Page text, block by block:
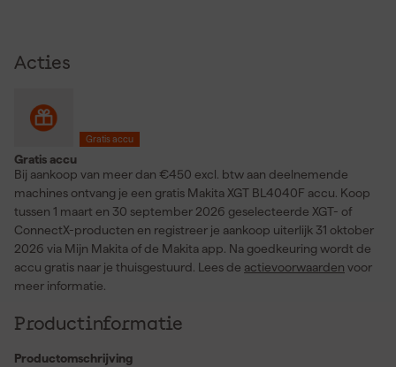
Acties
Gratis accu
Gratis accu
Bij aankoop van meer dan €450 excl. btw aan deelnemende
machines ontvang je een gratis Makita XGT BL4040F accu. Koop
tussen 1 maart en 30 september 2026 geselecteerde XGT- of
ConnectX-producten en registreer je aankoop uiterlijk 31 oktober
2026 via Mijn Makita of de Makita app. Na goedkeuring wordt de
accu gratis naar je thuisgestuurd. Lees de actievoorwaarden voor
meer informatie.
Productinformatie
Productomschrijving